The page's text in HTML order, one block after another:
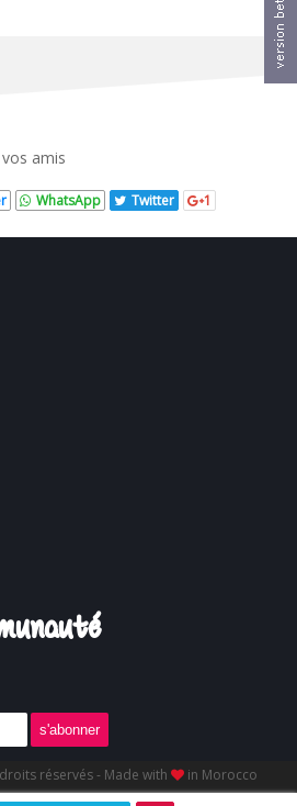
amis
WhatsApp Twitter 1
réservés - Made with in Morocco